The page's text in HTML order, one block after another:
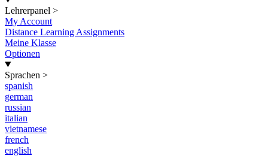
Lehrerpanel >
My Account
Distance Learning Assignments
Meine Klasse
Optionen
Sprachen >
spanish
german
russian
italian
vietnamese
french
english